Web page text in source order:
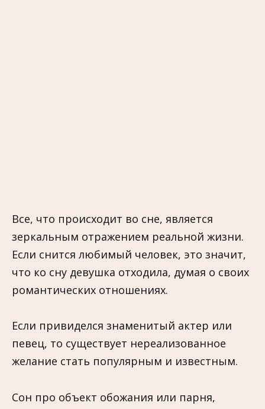
Все, что происходит во сне, является
зеркальным отражением реальной жизни.
Если снится любимый человек, это значит,
что ко сну девушка отходила, думая о своих
романтических отношениях.
Если привиделся знаменитый актер или
певец, то существует нереализованное
желание стать популярным и известным.
Сон про объект обожания или парня,